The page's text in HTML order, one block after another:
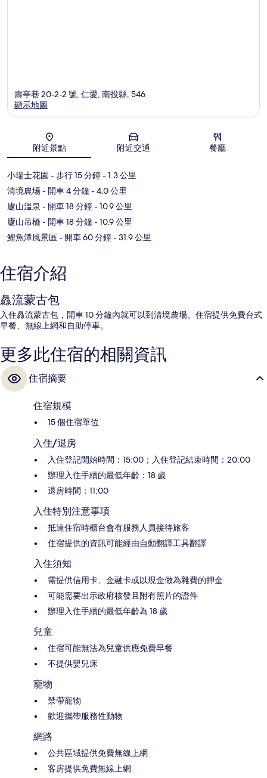
地圖
壽亭巷 20-2-2 號, 仁愛, 南投縣, 546
顯示地圖
附近景點 附近交通 餐廳
小瑞士花園 - 步行 15 分鐘- 1.3 公里
清境農場- 開車 4 分鐘- 4.0 公里
廬山溫泉 - 開車 18 分鐘- 10.9 公里
廬山吊橋- 開車 18 分鐘- 10.9 公里
鯉魚潭風景區- 開車 60 分鐘- 31.9 公里
住宿介紹
灥流蒙古包
入住灥流蒙古包，開車 10 分鐘內就可以到清境農場。住宿提供免費台式
早餐、無線上網和自助停車。
更多此住宿的相關資訊
住宿摘要
住宿規模
15 個住宿單位
入住/退房
入住登記開始時間：15:00；入住登記結束時間：20:00
辦理入住手續的最低年齡：18 歲
退房時間：11:00
入住特別注意事項
抵達住宿時櫃台會有服務人員接待旅客
住宿提供的資訊可能經由自動翻譯工具翻譯
入住須知
需提供信用卡、金融卡或以現金做為雜費的押金
可能需要出示政府核發且附有照片的證件
辦理入住手續的最低年齡為 18 歲
兒童
住宿可能無法為兒童供應免費早餐
不提供嬰兒床
寵物
禁帶寵物
歡迎攜帶服務性動物
網路
公共區域提供免費無線上網
客房提供免費無線上網